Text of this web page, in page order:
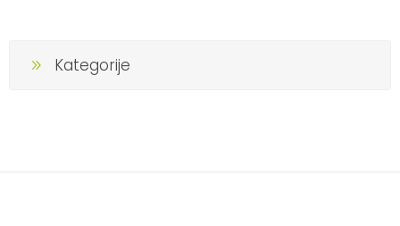
Kategorije